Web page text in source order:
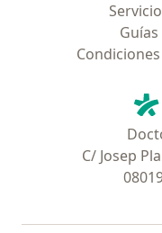
C/ Josep